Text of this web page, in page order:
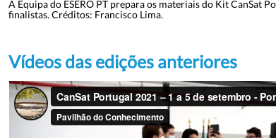
A Equipa do ESERO PT prepara os materiais do Kit CanSat
finalistas. Créditos: Francisco Lima.
Vídeos das edições anteriores